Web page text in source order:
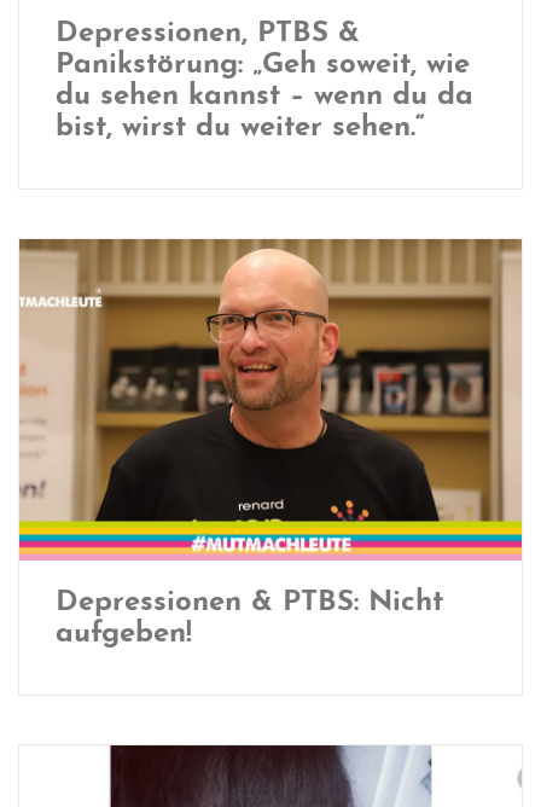
Depressionen, PTBS &
Panikstörung: „Geh soweit, wie
du sehen kannst – wenn du da
bist, wirst du weiter sehen.“
Depressionen & PTBS: Nicht
aufgeben!